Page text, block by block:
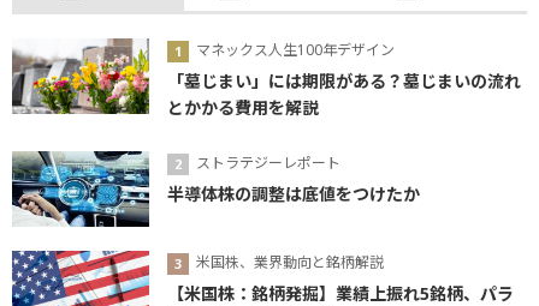
マネックス人生100年デザイン
「墓じまい」には期限がある？墓じまいの流れ
とかかる費用を解説
ストラテジーレポート
半導体株の調整は底値をつけたか
米国株、業界動向と銘柄解説
【米国株：銘柄発掘】業績上振れ5銘柄、パラ